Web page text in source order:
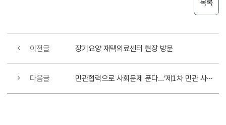
목록
이전글 장기요양 재택의료센터 현장 방문
다음글 민관협력으로 사회문제 푼다...‘제1차 민관 사회공헌 포럼’ 개최